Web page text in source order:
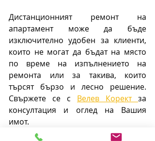
Дистанционният ремонт на
апартамент може да бъде
изключително удобен за клиенти,
които не могат да бъдат на място
по време на изпълнението на
ремонта или за такива, които
търсят бързо и лесно решение.
Свържете се с Велев Корект за
консултация и оглед на Вашия
имот.